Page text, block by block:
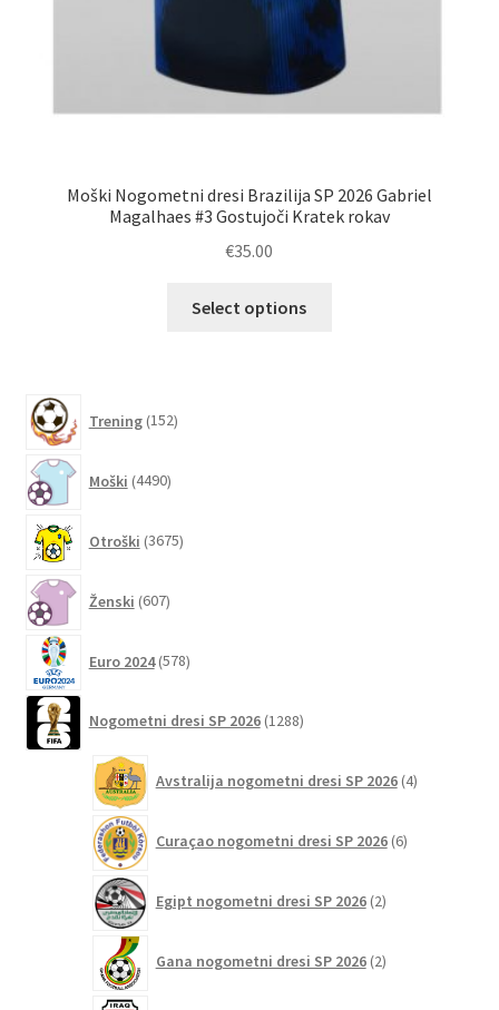
Moški Nogometni dresi Brazilija SP 2026 Gabriel
Magalhaes #3 Gostujoči Kratek rokav
€35.00
Select options
Trening 152izdelkov
Moški 4490izdelkov
Otroški 3675izdelkov
Ženski 607izdelkov
Euro 2024 578izdelkov
Nogometni dresi SP 2026 1288izdelkov
Avstralija nogometni dresi SP 2026 4izdelki
Curaçao nogometni dresi SP 2026 6izdelkov
Egipt nogometni dresi SP 2026 2izdelka
Gana nogometni dresi SP 2026 2izdelka